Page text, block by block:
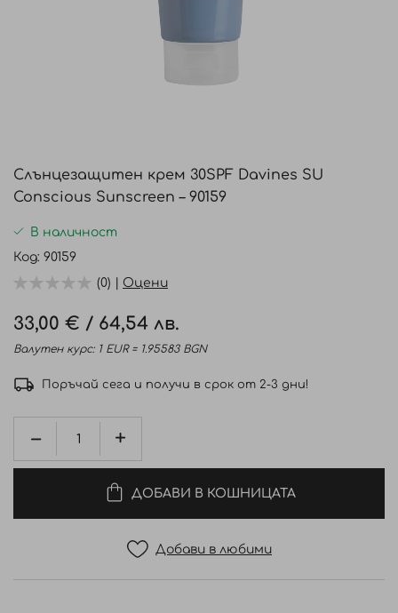
началото
на
галерия
със
Слънцезащитен крем 30SPF Davines SU
Conscious Sunscreen – 90159
В наличност
Код 90159
(0) | Оцени
33,00 € / 64,54 лв.
Валутен курс: 1 EUR = 1.95583 BGN
Поръчай сега и получи в срок от 2-3 дни!
ДОБАВИ В КОШНИЦАТА
Добави в любими